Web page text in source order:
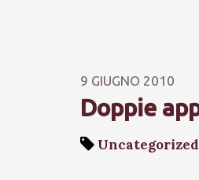
9 GIUGNO 2010
Doppie
Uncategorized